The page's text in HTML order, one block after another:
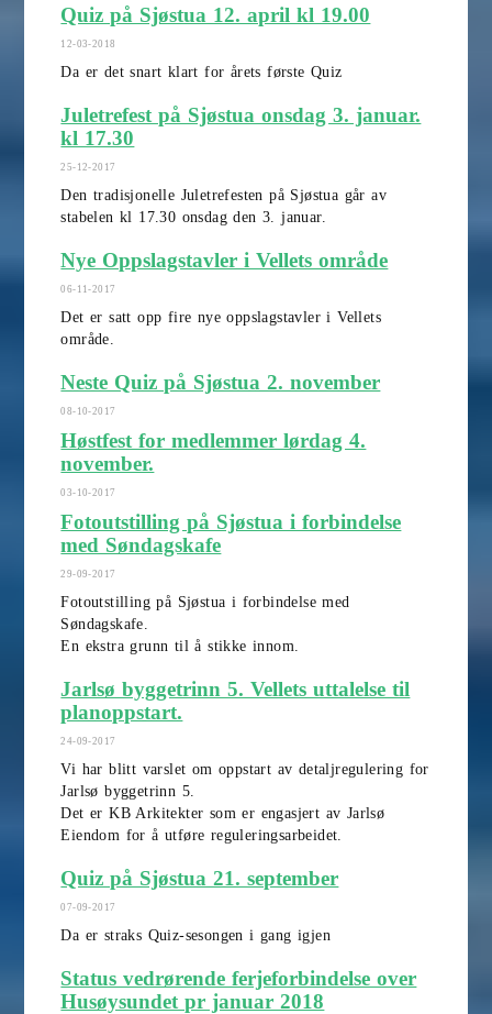
Quiz på Sjøstua 12. april kl 19.00
12-03-2018
Da er det snart klart for årets første Quiz
Juletrefest på Sjøstua onsdag 3. januar.
kl 17.30
25-12-2017
Den tradisjonelle Juletrefesten på Sjøstua går av
stabelen kl 17.30 onsdag den 3. januar.
Nye Oppslagstavler i Vellets område
06-11-2017
Det er satt opp fire nye oppslagstavler i Vellets
område.
Neste Quiz på Sjøstua 2. november
08-10-2017
Høstfest for medlemmer lørdag 4.
november.
03-10-2017
Fotoutstilling på Sjøstua i forbindelse
med Søndagskafe
29-09-2017
Fotoutstilling på Sjøstua i forbindelse med
Søndagskafe.
En ekstra grunn til å stikke innom.
Jarlsø byggetrinn 5. Vellets uttalelse til
planoppstart.
24-09-2017
Vi har blitt varslet om oppstart av detaljregulering for
Jarlsø byggetrinn 5.
Det er KB Arkitekter som er engasjert av Jarlsø
Eiendom for å utføre reguleringsarbeidet.
Quiz på Sjøstua 21. september
07-09-2017
Da er straks Quiz-sesongen i gang igjen
Status vedrørende ferjeforbindelse over
Husøysundet pr januar 2018